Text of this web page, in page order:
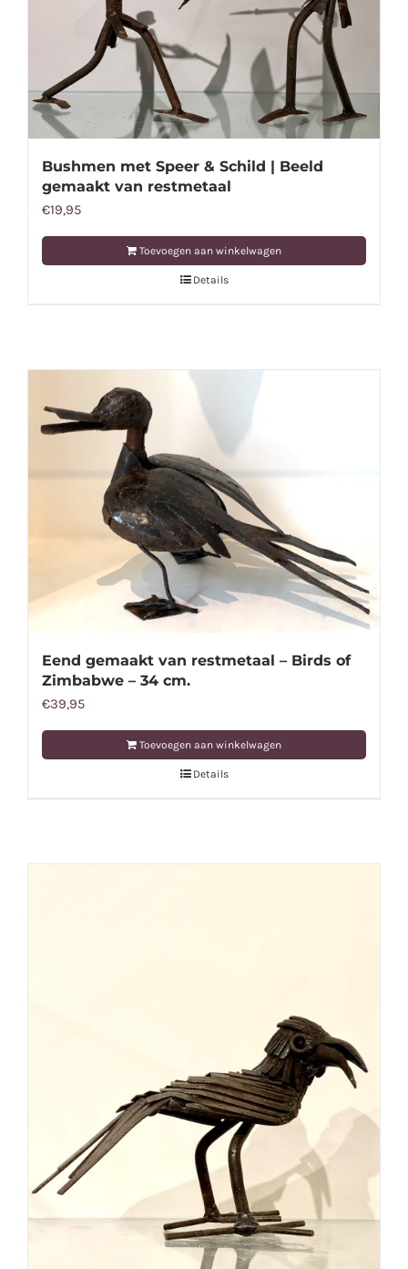
Bushmen met Speer & Schild | Beeld
gemaakt van restmetaal
€19,95
Toevoegen aan winkelwagen
Details
Eend gemaakt van restmetaal – Birds of
Zimbabwe – 34 cm.
€39,95
Toevoegen aan winkelwagen
Details